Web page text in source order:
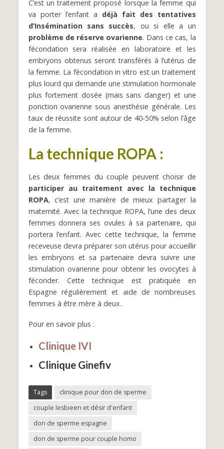
C’est un traitement proposé lorsque la femme qui
va porter l’enfant a déjà fait des tentatives
d’Insémination sans succès, ou si elle a un
problème de réserve ovarienne. Dans ce cas, la
fécondation sera réalisée en laboratoire et les
embryons obtenus seront transférés à l’utérus de
la femme. La fécondation in vitro est un traitement
plus lourd qui demande une stimulation hormonale
plus fortement dosée (mais sans danger) et une
ponction ovarienne sous anesthésie générale. Les
taux de réussite sont autour de 40-50% selon l’âge
de la femme.
La technique ROPA :
Les deux femmes du couple peuvent choisir de
participer au traitement avec la technique
ROPA, c’est une manière de mieux partager la
maternité. Avec la technique ROPA, l’une des deux
femmes donnera ses ovules à sa partenaire, qui
portera l’enfant. Avec cette technique, la femme
receveuse devra préparer son utérus pour accueillir
les embryons et sa partenaire devra suivre une
stimulation ovarienne pour obtenir les ovocytes à
féconder. Cette technique est pratiquée en
Espagne régulièrement et aide de nombreuses
femmes à être mère à deux.
Pour en savoir plus :
Clinique IVI
Clinique Ginefiv
Tags
clinique pour don de sperme
couple lesbieen et désir d'enfant
don de sperme espagne
don de sperme pour couple homo